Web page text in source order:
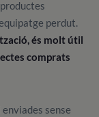
perdut.
és molt útil
comprats
sense